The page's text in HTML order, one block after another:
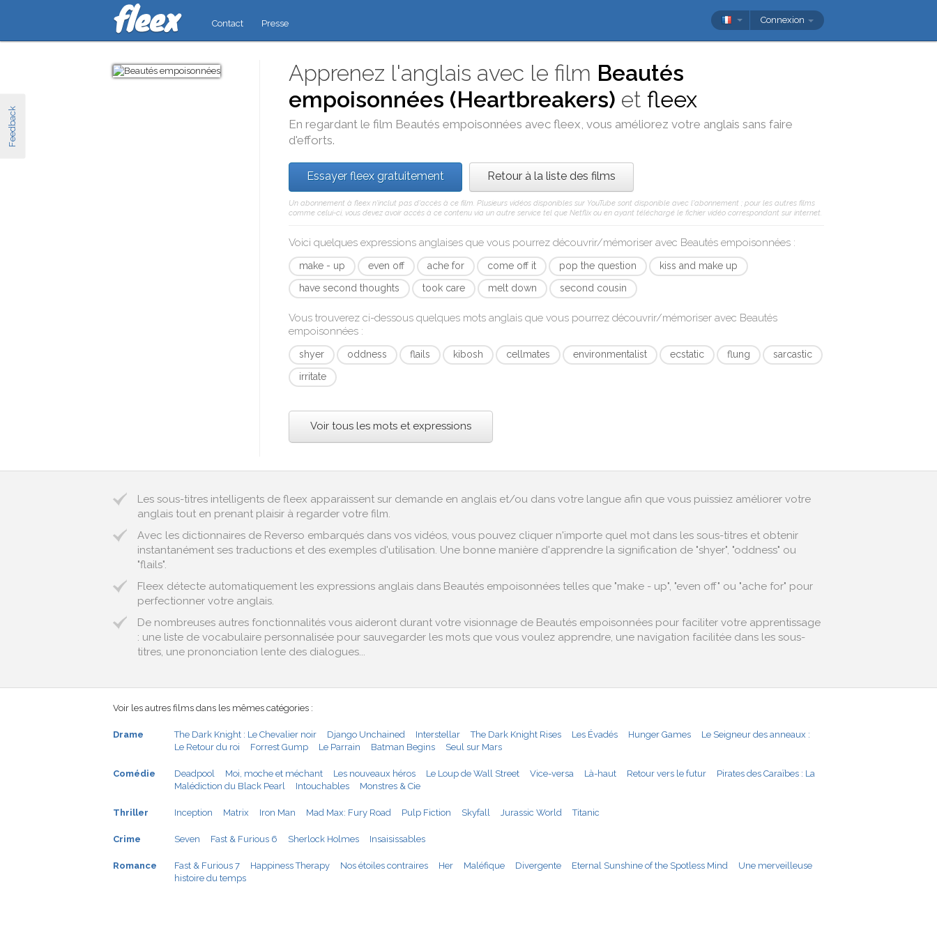
Feedback
Contact Presse Connexion
Apprenez l'anglais avec le film Beautés
empoisonnées (Heartbreakers) etfleex
En regardant le film Beautés empoisonnées avecfleex, vous améliorez votre anglais sans faire
d'efforts.
Essayer fleex gratuitement Retour à la liste des films
Un abonnement à fleex n'inclut pas d'accès à ce film. Plusieurs vidéos disponibles sur YouTube sont disponible avec l'abonnement ; pour les autres films
comme celui-ci, vous devez avoir accès à ce contenu via un autre service tel que Netflix ou en ayant téléchargé le fichier vidéo correspondant sur internet.
Voici quelques expressions anglaises que vous pourrez découvrir/mémoriser avec Beautés empoisonnées :
make - up even off ache for come off it pop the question
kiss and make up
have second thoughts
took care melt down second cousin
Vous trouverez ci-dessous quelques mots anglais que vous pourrez découvrir/mémoriser avec Beautés
empoisonnées :
shyer oddness flails kibosh cellmates environmentalist ecstatic flung
sarcastic
irritate
Voir tous les mots et expressions
Les sous-titres intelligents de fleex apparaissent sur demande en anglais et/ou dans votre langue afin que vous puissiez améliorer votre
anglais tout en prenant plaisir à regarder votre film.
Avec les dictionnaires de Reverso embarqués dans vos vidéos, vous pouvez cliquer n'importe quel mot dans les sous-titres et obtenir
instantanément ses traductions et des exemples d'utilisation. Une bonne manière d'apprendre la signification de "shyer", "oddness" ou
"flails".
Fleex détecte automatiquement les expressions anglais dans Beautés empoisonnées telles que "make - up", "even off" ou "ache for" pour
perfectionner votre anglais.
De nombreuses autres fonctionnalités vous aideront durant votre visionnage de Beautés empoisonnées pour faciliter votre apprentissage
: une liste de vocabulaire personnalisée pour sauvegarder les mots que vous voulez apprendre, une navigation facilitée dans les sous-
titres, une prononciation lente des dialogues...
Voir les autres films dans les mêmes catégories :
Drame The Dark Knight : Le Chevalier noir Django Unchained Interstellar The Dark Knight Rises Les Évadés Hunger Games
Le Seigneur des anneaux :
Le Retour du roi
Forrest Gump Le Parrain Batman Begins Seul sur Mars
Comédie Deadpool Moi, moche et méchant Les nouveaux héros Le Loup de Wall Street Vice-versa Là-haut Retour vers le futur
Pirates des Caraïbes : La
Malédiction du Black Pearl
Intouchables Monstres & Cie
Thriller Inception Matrix Iron Man Mad Max: Fury Road Pulp Fiction Skyfall Jurassic World Titanic
Crime Seven Fast & Furious 6 Sherlock Holmes Insaisissables
Romance Fast & Furious 7 Happiness Therapy Nos étoiles contraires Her Maléfique Divergente Eternal Sunshine of the Spotless Mind
Une merveilleuse
histoire du temps